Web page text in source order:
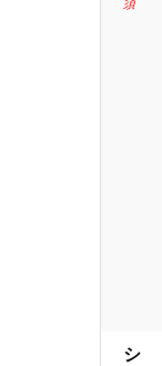
シ